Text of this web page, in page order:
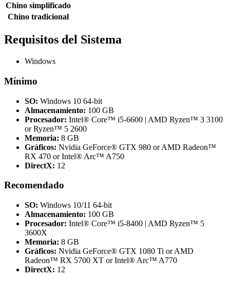
Chino simplificado
Chino tradicional
Requisitos del Sistema
Windows
Mínimo
SO: Windows 10 64-bit
Almacenamiento: 100 GB
Procesador: Intel® Core™ i5-6600 | AMD Ryzen™ 3 3100
or Ryzen™ 5 2600
Memoria: 8 GB
Gráficos: Nvidia GeForce® GTX 980 or AMD Radeon™
RX 470 or Intel® Arc™ A750
DirectX: 12
Recomendado
SO: Windows 10/11 64-bit
Almacenamiento: 100 GB
Procesador: Intel® Core™ i5-8400 | AMD Ryzen™ 5
3600X
Memoria: 8 GB
Gráficos: Nvidia GeForce® GTX 1080 Ti or AMD
Radeon™ RX 5700 XT or Intel® Arc™ A770
DirectX: 12